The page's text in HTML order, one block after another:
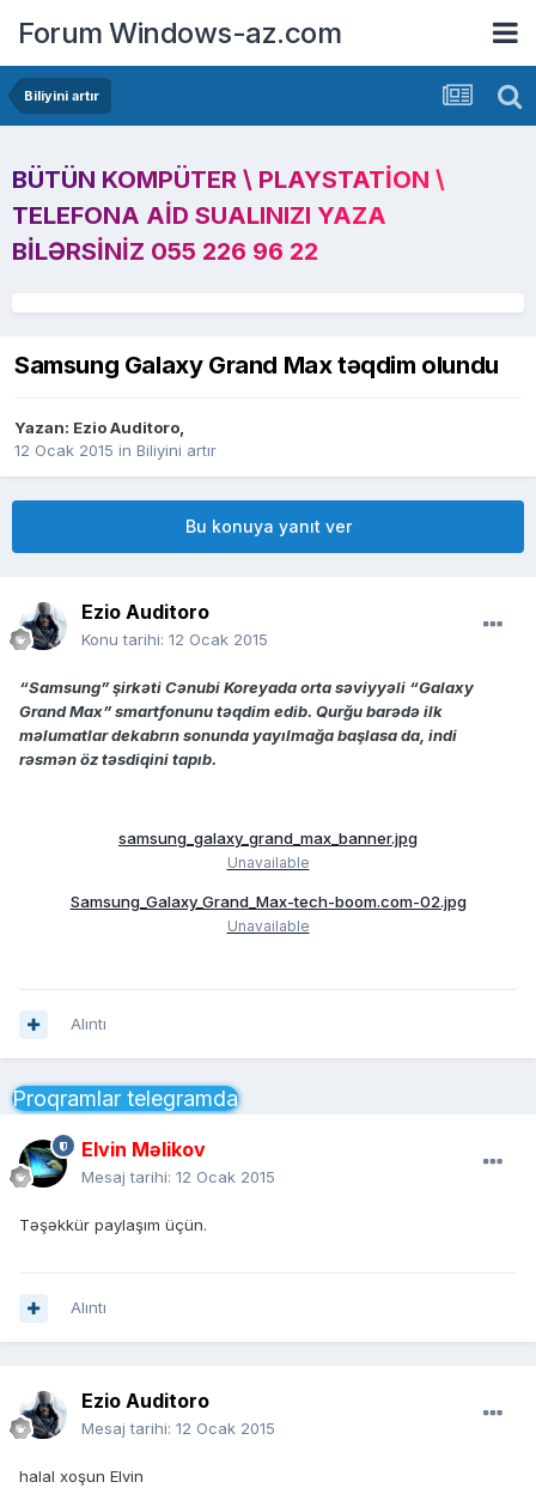
Forum Windows-az.com
Biliyini artır
BÜTÜN KOMPÜTER \ PLAYSTATION \
TELEFONA AID SUALINIZI YAZA
BILƏRSINIZ 055 226 96 22
Samsung Galaxy Grand Max təqdim olundu
Yazan: Ezio Auditoro,
12 Ocak 2015 in Biliyini artır
Bu konuya yanıt ver
Ezio Auditoro
Konu tarihi: 12 Ocak 2015
“Samsung” şirkəti Cənubi Koreyada orta səviyyəli “Galaxy
Grand Max” smartfonunu təqdim edib. Qurğu barədə ilk
məlumatlar dekabrın sonunda yayılmağa başlasa da, indi
rəsmən öz təsdiqini tapıb.
samsung_galaxy_grand_max_banner.jpg
Unavailable
Samsung_Galaxy_Grand_Max-tech-boom.com-02.jpg
Unavailable
Alıntı
Proqramlar telegramda
Elvin Məlikov
Mesaj tarihi: 12 Ocak 2015
Təşəkkür paylaşım üçün.
Alıntı
Ezio Auditoro
Mesaj tarihi: 12 Ocak 2015
halal xoşun Elvin